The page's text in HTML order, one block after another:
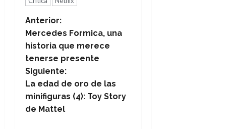
N
a
v
e
g
Anterior:
Mercedes Formica, una
historia que merece
tenerse presente
Siguiente:
La edad de oro de las
minifiguras (4): Toy Story
de Mattel